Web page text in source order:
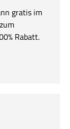
gratis im
Rabatt.